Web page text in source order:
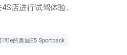
店进行试驾体验。
i可e的奥迪E5 Sportback